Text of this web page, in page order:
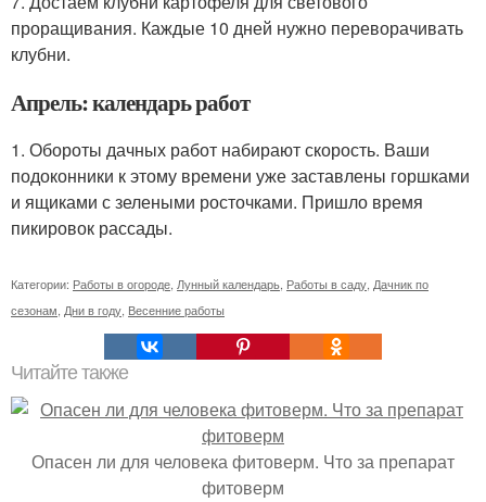
проращивания. Каждые 10 дней нужно переворачивать
клубни.
Апрель: календарь работ
1. Обороты дачных работ набирают скорость. Ваши
подоконники к этому времени уже заставлены горшками
и ящиками с зелеными росточками. Пришло время
пикировок рассады.
Категории: Работы в огороде, Лунный календарь, Работы в саду, Дачник по
сезонам, Дни в году, Весенние работы
Читайте также
Опасен ли для человека фитоверм. Что за препарат
фитоверм